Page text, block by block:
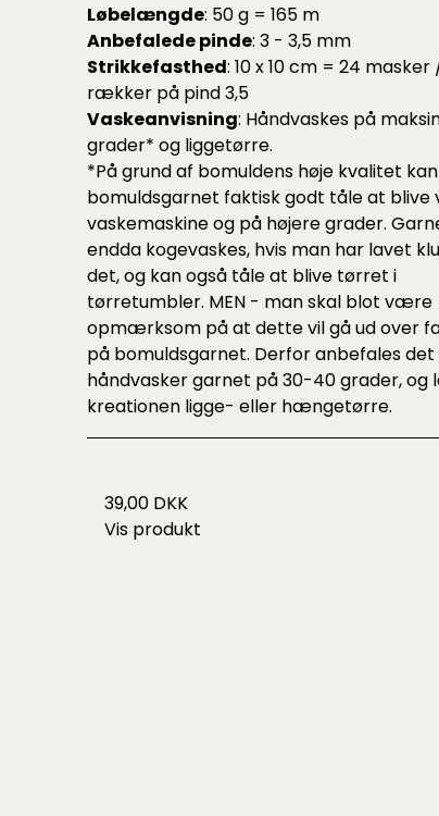
Løbelængde: 50 g = 165 m
Anbefalede pinde: 3 - 3,5 mm
Strikkefasthed: 10 x 10 cm = 24 masker
rækker på pind 3,5
Vaskeanvisning: Håndvaskes på
grader* og liggetørre.
*På grund af bomuldens høje kvalitet kan
bomuldsgarnet faktisk godt tåle at blive
vaskemaskine og på højere grader.
endda kogevaskes, hvis man har lavet
det, og kan også tåle at blive tørret i
tørretumbler. MEN - man skal blot være
opmærksom på at dette vil gå ud over
på bomuldsgarnet. Derfor anbefales
håndvasker garnet på 30-40 grader, og
kreationen ligge- eller hængetørre.
39,00 DKK
Vis produkt